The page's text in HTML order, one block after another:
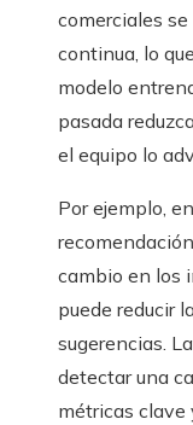
comerciales
continua, lo
modelo
pasada
el equipo lo
Por ejemplo,
cambio en los
puede reducir
sugerencias.
detectar una
métricas clave